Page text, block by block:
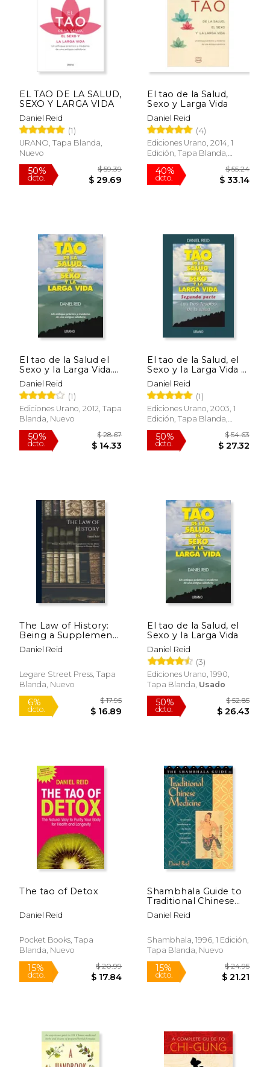
EL TAO DE LA SALUD,
SEXO Y LARGA VIDA
Daniel Reid
(1)
URANO, Tapa Blanda,
Nuevo
50%
dcto. $ 29.69
El tao de la Salud,
Sexo y Larga Vida
Daniel Reid
(4)
Ediciones Urano, 2014, 1
Edición, Tapa Blanda,
Nuevo
40%
dcto.
El tao de la Salud el
Sexo y la Larga Vida.
Un Enfoque Practico
y Moderno de una
Antigua Sabiduria
Daniel Reid
(1)
Ediciones Urano, 2012, Tapa
Blanda, Nuevo
50%
dcto. $ 14.33
El tao de la Salud, el
Sexo y la Larga Vida 2:
Los Tres Tesoros de la
Salud
Daniel Reid
(1)
Ediciones Urano, 2003, 1
Edición, Tapa Blanda,
Nuevo
50%
dcto.
The Law of History:
Being a Supplement
To, and Complement
Of, 'the Divine
History' (en Inglés)
Daniel Reid
Legare Street Press, Tapa
Blanda, Nuevo
6%
El tao de la Salud, el
Sexo y la Larga Vida
Daniel Reid
(3)
Ediciones Urano, 1990,
Tapa Blanda, Usado
50%
The tao of Detox
Daniel Reid
Pocket Books, Tapa
Blanda, Nuevo
Shambhala Guide to
Traditional Chinese
Medicine (en Inglés)
Daniel Reid
Shambhala, 1996, 1 Edición,
Tapa Blanda, Nuevo